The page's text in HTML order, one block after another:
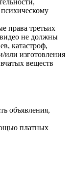
права третьих
не должны
катастроф,
изготовления
веществ
объявления,
платных